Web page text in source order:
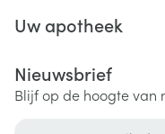
Uw apotheek
Nieuwsbrief
Blijf op de hoogte van